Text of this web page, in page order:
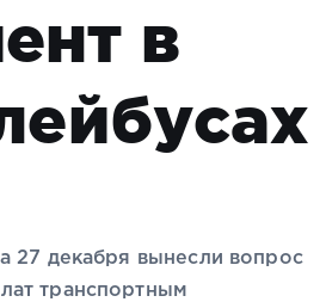
в
27 декабря вынесли вопрос
транспортным